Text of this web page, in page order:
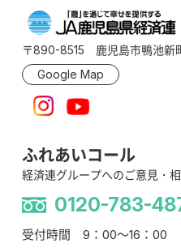
〒890-8515 鹿児島市鴨池新
Google Map
ふれあいコール
経済連グループへのご意見・
0120-783-
受付時間 9：00～16：00